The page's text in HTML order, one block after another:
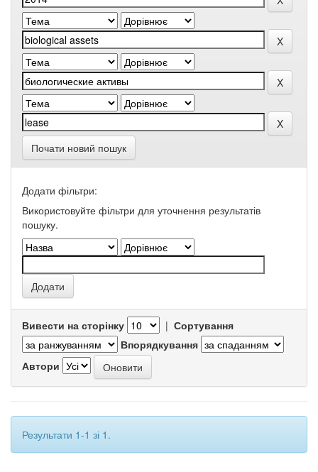
Почати новий пошук
Додати фільтри:
Використовуйте фільтри для уточнення результатів
пошуку.
Вивести на сторінку | Сортування
Впорядкування
Автори
Результати 1-1 зі 1.